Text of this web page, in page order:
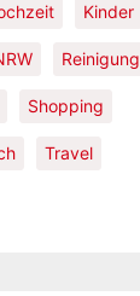
Kinder
Reinigung
Shopping
Travel